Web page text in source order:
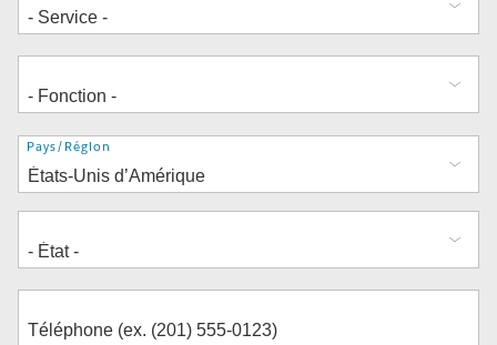
Adresse
Pays/Région